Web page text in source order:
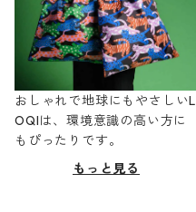
おしゃれで地球にもやさしいL
OQIは、環境意識の高い方に
もぴったりです。
もっと見る